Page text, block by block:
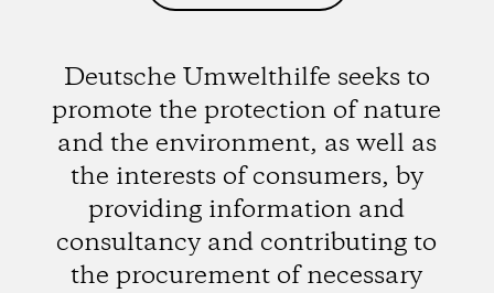
Deutsche Umwelthilfe seeks to
promote the protection of nature
and the environment, as well as
the interests of consumers, by
providing information and
consultancy and contributing to
the procurement of necessary